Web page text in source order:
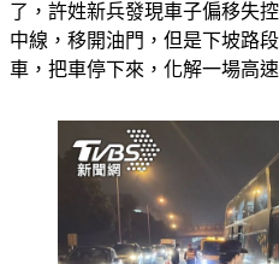
了，許姓新兵發現車子偏移失
中線，移開油門，但是下坡路
車，把車停下來，化解一場高